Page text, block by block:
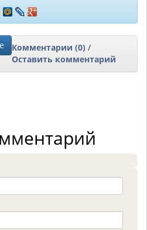
Комментарии (0) /
Оставить комментарий